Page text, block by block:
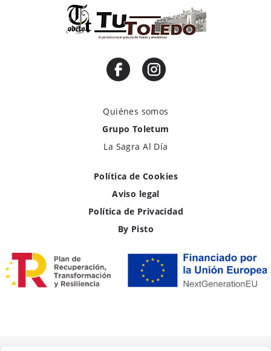
Quiénes somos
Grupo Toletum
La Sagra Al Día
Política de Cookies
Aviso legal
Política de Privacidad
By Pisto